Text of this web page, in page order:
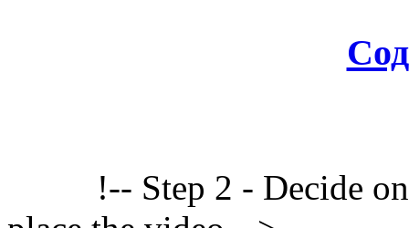
!-- Step 2 - Decide